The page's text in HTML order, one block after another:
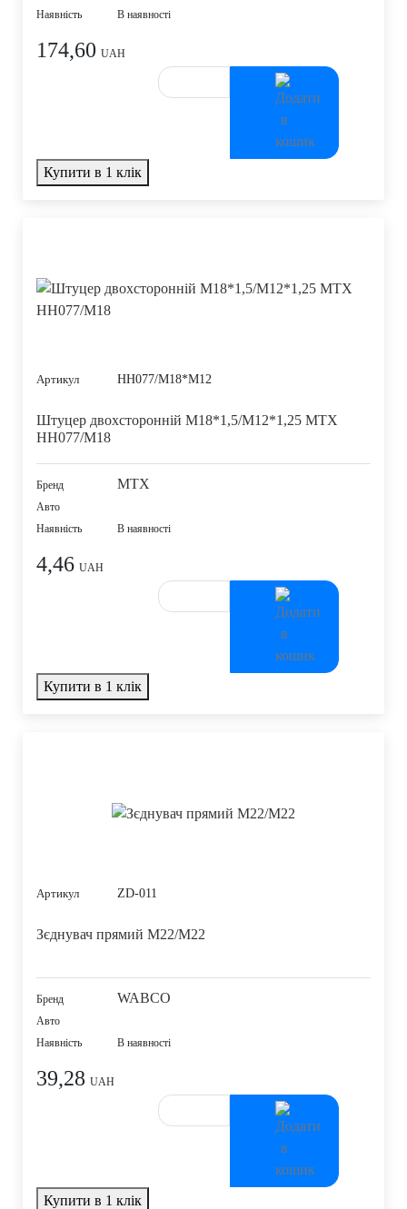
Наявність
В наявності
UAH
174,60
Купити в 1 клік
Артикул HH077/M18*M12
Штуцер двохсторонній M18*1,5/M12*1,25 MTX
HH077/M18
Бренд MTX
Авто
Наявність
В наявності
UAH
4,46
Купити в 1 клік
Артикул ZD-011
Зєднувач прямий M22/M22
Бренд WABCO
Авто
Наявність
В наявності
UAH
39,28
Купити в 1 клік